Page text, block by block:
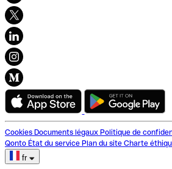
Cookies Documents légaux Politique de
Qonto État du service Plan du site Charte
fr